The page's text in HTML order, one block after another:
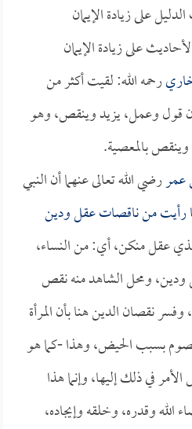
على زيادة الإيمان
على زيادة الإيمان
رحمه الله: لقيت أكثر من
قول وعمل، يزيد وينقص، وهو
وينقص بالمعصية.
عمررضي الله تعالى عنهما أن النبي
رأيت من ناقصات عقل ودين
عقل منكن، أي: من النساء،
ومحل الشاهد منه نقص
نقصان الدين هنا بأن المرأة
تصوم بسبب الحيض، وهذا -كما هو
في ذلك إليها، وإنما هذا
الله وقدره، وخلقه وإيجاده،